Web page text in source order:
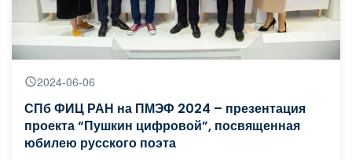
2024-06-06
СПб ФИЦ РАН на ПМЭФ 2024 – презентация
проекта “Пушкин цифровой”, посвященная
юбилею русского поэта